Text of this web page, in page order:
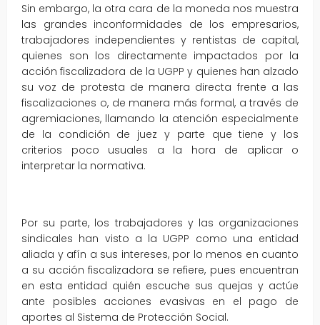
Sin embargo, la otra cara de la moneda nos muestra
las grandes inconformidades de los empresarios,
trabajadores independientes y rentistas de capital,
quienes son los directamente impactados por la
acción fiscalizadora de la UGPP y quienes han alzado
su voz de protesta de manera directa frente a las
fiscalizaciones o, de manera más formal, a través de
agremiaciones, llamando la atención especialmente
de la condición de juez y parte que tiene y los
criterios poco usuales a la hora de aplicar o
interpretar la normativa.
Por su parte, los trabajadores y las organizaciones
sindicales han visto a la UGPP como una entidad
aliada y afín a sus intereses, por lo menos en cuanto
a su acción fiscalizadora se refiere, pues encuentran
en esta entidad quién escuche sus quejas y actúe
ante posibles acciones evasivas en el pago de
aportes al Sistema de Protección Social.